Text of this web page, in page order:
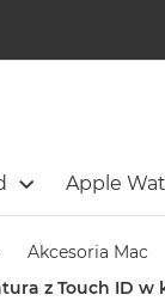
Apple
Akcesoria Mac
z Touch ID w